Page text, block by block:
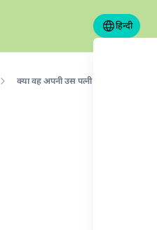
हिन्दी
क्या वह अपनी उस पत्नी की ओर से क़ुर्बानी